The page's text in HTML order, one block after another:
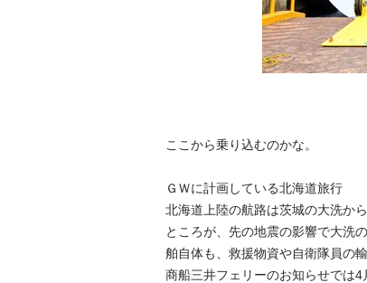
ここから乗り込むのかな。
ＧＷに計画している北海道旅行
北海道上陸の航路は茨城の大洗か
ところが、先の地震の影響で大洗
舶自体も、救援物資や自衛隊員の
商船三井フェリーのお知らせでは4